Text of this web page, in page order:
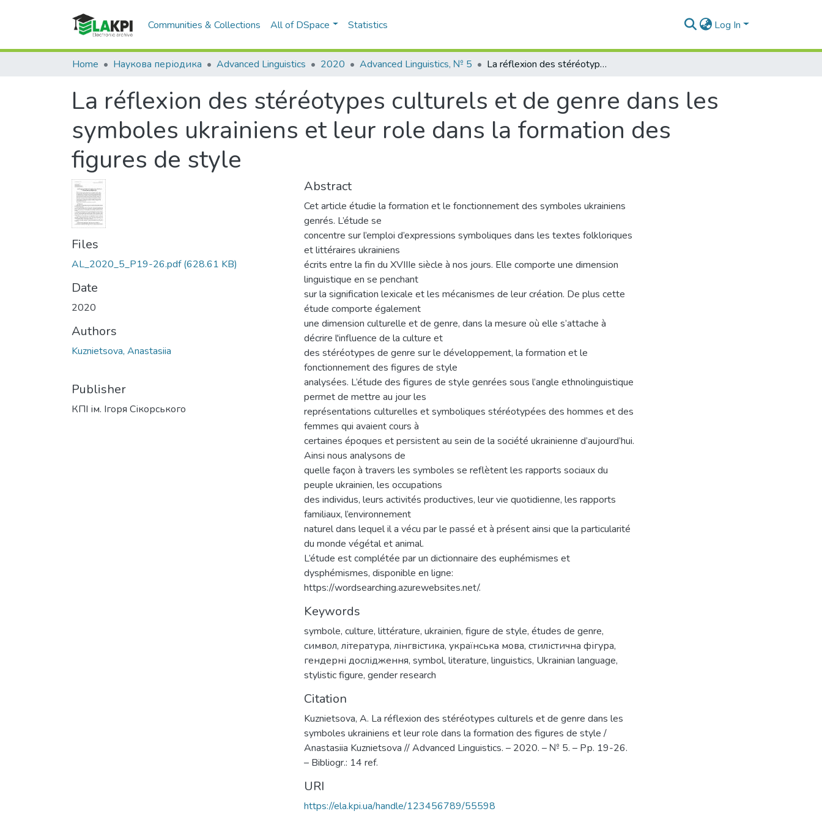
Communities & Collections All of DSpace Statistics Log In
Home Наукова періодика Advanced Linguistics 2020 Advanced Linguistics, № 5 La réflexion des stéréotypes culturels et de genre dans les symboles ukrainiens et leur role dans la formation des figures de style
La réflexion des stéréotypes culturels et de genre dans les
symboles ukrainiens et leur role dans la formation des
figures de style
Files
AL_2020_5_P19-26.pdf(628.61 KB)
Date
2020
Authors
Kuznietsova, Anastasiia
Publisher
КПІ ім. Ігоря Сікорського
Abstract
Cet article étudie la formation et le fonctionnement des symboles ukrainiens
genrés. L’étude se
concentre sur l’emploi d’expressions symboliques dans les textes folkloriques
et littéraires ukrainiens
écrits entre la fin du XVIIIe siècle à nos jours. Elle comporte une dimension
linguistique en se penchant
sur la signification lexicale et les mécanismes de leur création. De plus cette
étude comporte également
une dimension culturelle et de genre, dans la mesure où elle s’attache à
décrire l'influence de la culture et
des stéréotypes de genre sur le développement, la formation et le
fonctionnement des figures de style
analysées. L’étude des figures de style genrées sous l’angle ethnolinguistique
permet de mettre au jour les
représentations culturelles et symboliques stéréotypées des hommes et des
femmes qui avaient cours à
certaines époques et persistent au sein de la société ukrainienne d’aujourd’hui.
Ainsi nous analysons de
quelle façon à travers les symboles se reflètent les rapports sociaux du
peuple ukrainien, les occupations
des individus, leurs activités productives, leur vie quotidienne, les rapports
familiaux, l’environnement
naturel dans lequel il a vécu par le passé et à présent ainsi que la particularité
du monde végétal et animal.
L’étude est complétée par un dictionnaire des euphémismes et
dysphémismes, disponible en ligne:
https://wordsearching.azurewebsites.net/.
Keywords
symbole, culture, littérature, ukrainien, figure de style, études de genre,
символ, література, лінгвістика, українська мова, стилістична фігура,
гендерні дослідження, symbol, literature, linguistics, Ukrainian language,
stylistic figure, gender research
Citation
Kuznietsova, A. La réflexion des stéréotypes culturels et de genre dans les
symboles ukrainiens et leur role dans la formation des figures de style /
Anastasiia Kuznietsova // Advanced Linguistics. – 2020. – № 5. – Pр. 19-26.
– Bibliogr.: 14 ref.
URI
https://ela.kpi.ua/handle/123456789/55598